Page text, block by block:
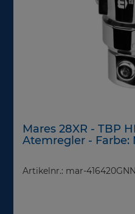
Mares 28XR - TBP
Atemregler - Farbe:
Artikelnr.: mar-